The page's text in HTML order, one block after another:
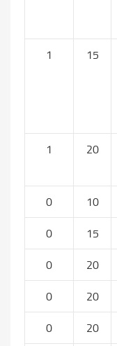
15
1
20
1
10
0
15
0
20
0
20
0
20
0